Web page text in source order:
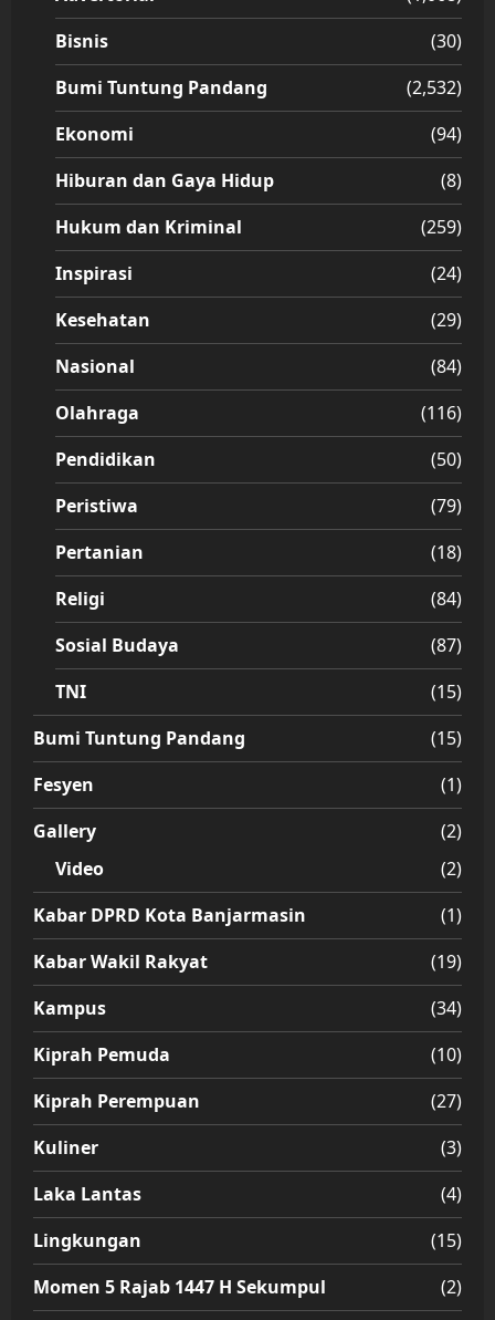
Bisnis
(30)
Bumi Tuntung Pandang
(2,532)
Ekonomi
(94)
Hiburan dan Gaya Hidup
(8)
Hukum dan Kriminal
(259)
Inspirasi
(24)
Kesehatan
(29)
Nasional
(84)
Olahraga
(116)
Pendidikan
(50)
Peristiwa
(79)
Pertanian
(18)
Religi
(84)
Sosial Budaya
(87)
TNI
(15)
Bumi Tuntung Pandang
(15)
Fesyen
(1)
Gallery
(2)
Video
(2)
Kabar DPRD Kota Banjarmasin
(1)
Kabar Wakil Rakyat
(19)
Kampus
(34)
Kiprah Pemuda
(10)
Kiprah Perempuan
(27)
Kuliner
(3)
Laka Lantas
(4)
Lingkungan
(15)
Momen 5 Rajab 1447 H Sekumpul
(2)